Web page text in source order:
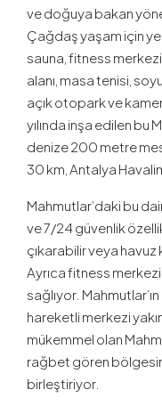
ve doğuya bakan
Çağdaş yaşam için
sauna, fitness
alanı, masa tenisi,
açık otopark ve
yılında inşa edilen bu
denize 200 metre
30 km, Antalya
Mahmutlar’daki bu
ve 7/24 güvenlik
çıkarabilir veya havuz
Ayrıca fitness
sağlıyor.
hareketli merkezi
mükemmel olan
rağbet gören
birleştiriyor.